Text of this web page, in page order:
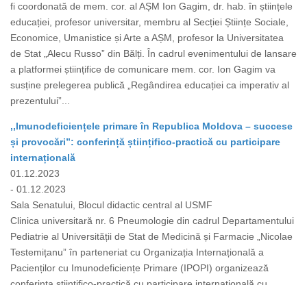
fi coordonată de mem. cor. al AȘM Ion Gagim, dr. hab. în științele
educației, profesor universitar, membru al Secției Științe Sociale,
Economice, Umanistice și Arte a AȘM, profesor la Universitatea
de Stat „Alecu Russo” din Bălți. În cadrul evenimentului de lansare
a platformei științifice de comunicare mem. cor. Ion Gagim va
susține prelegerea publică „Regândirea educației ca imperativ al
prezentului”...
,,Imunodeficiențele primare în Republica Moldova – succese
și provocări”: conferință științifico-practică cu participare
internațională
01.12.2023
- 01.12.2023
Sala Senatului, Blocul didactic central al USMF
Clinica universitară nr. 6 Pneumologie din cadrul Departamentului
Pediatrie al Universității de Stat de Medicină și Farmacie „Nicolae
Testemițanu” în parteneriat cu Organizația Internațională a
Pacienților cu Imunodeficiențe Primare (IPOPI) organizează